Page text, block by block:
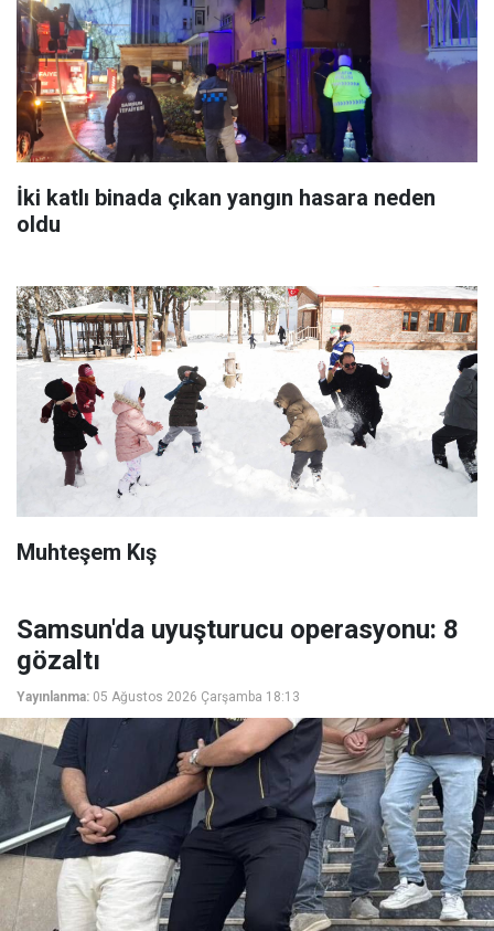
İki katlı binada çıkan yangın hasara neden
oldu
Muhteşem Kış
Samsun'da uyuşturucu operasyonu: 8
gözaltı
Yayınlanma: 05 Ağustos 2026 Çarşamba 18:13